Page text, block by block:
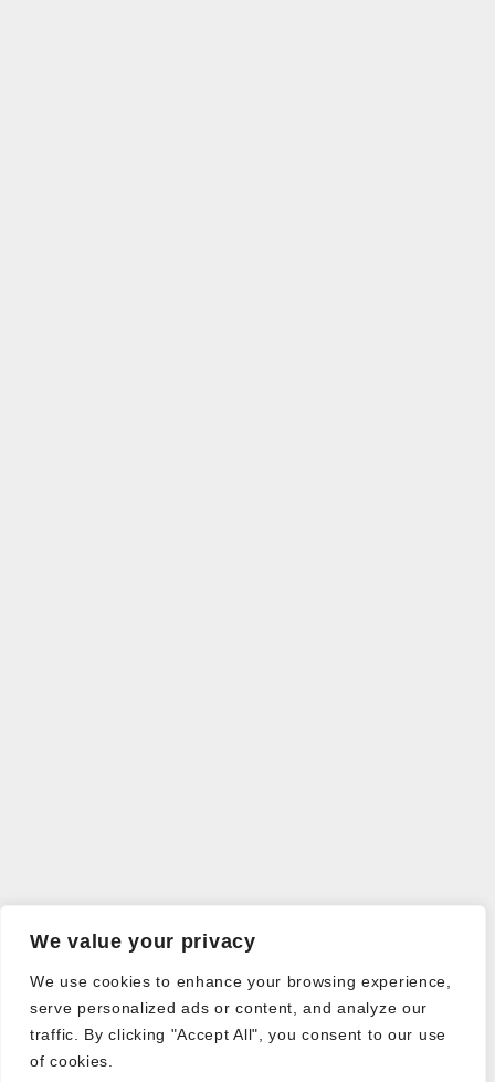
We value your privacy
We use cookies to enhance your browsing experience,
serve personalized ads or content, and analyze our
traffic. By clicking "Accept All", you consent to our use
of cookies.